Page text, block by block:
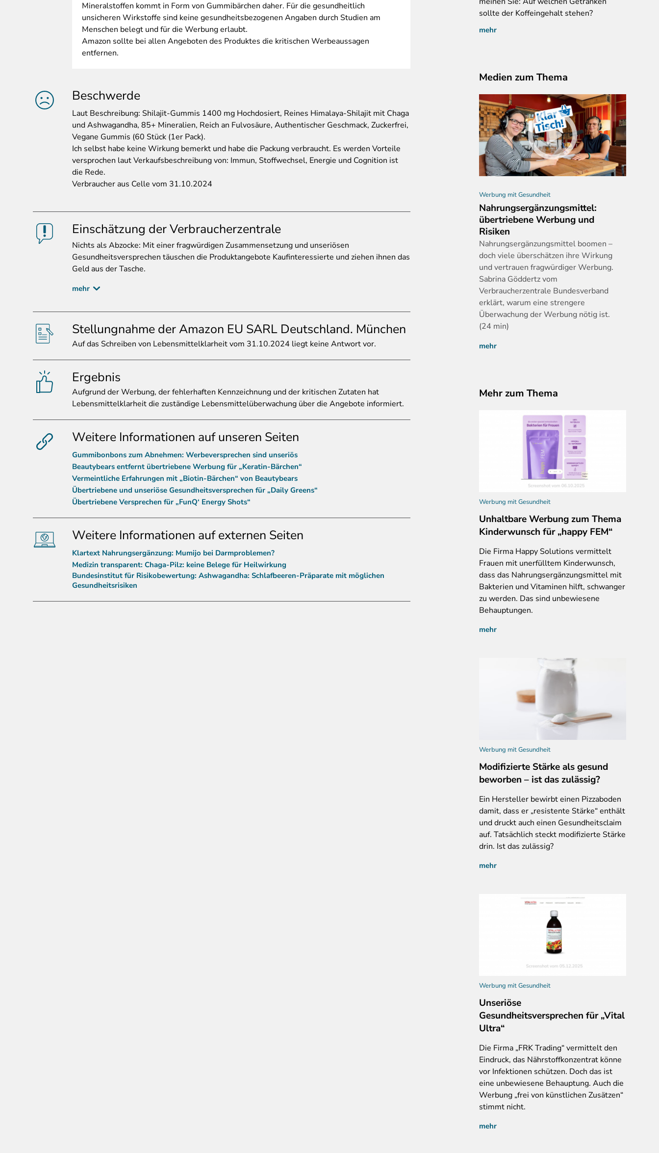
Mineralstoffen kommt in Form von Gummibärchen daher. Für die gesundheitlich
unsicheren Wirkstoffe sind keine gesundheitsbezogenen Angaben durch Studien am
Menschen belegt und für die Werbung erlaubt.
Amazon sollte bei allen Angeboten des Produktes die kritischen Werbeaussagen
entfernen.
Beschwerde
Laut Beschreibung: Shilajit-Gummis 1400 mg Hochdosiert, Reines Himalaya-Shilajit mit Chaga
und Ashwagandha, 85+ Mineralien, Reich an Fulvosäure, Authentischer Geschmack, Zuckerfrei,
Vegane Gummis (60 Stück (1er Pack).
Ich selbst habe keine Wirkung bemerkt und habe die Packung verbraucht. Es werden Vorteile
versprochen laut Verkaufsbeschreibung von: Immun, Stoffwechsel, Energie und Cognition ist
die Rede.
Verbraucher aus Celle vom 31.10.2024
Einschätzung der Verbraucherzentrale
Nichts als Abzocke: Mit einer fragwürdigen Zusammensetzung und unseriösen
Gesundheitsversprechen täuschen die Produktangebote Kaufinteressierte und ziehen ihnen das
Geld aus der Tasche.
mehr
Stellungnahme der Amazon EU SARL Deutschland. München
Aufdas Schreiben von Lebensmittelklarheit vom 31.10.2024 liegt keine Antwort vor.
Ergebnis
Aufgrundder Werbung, der fehlerhaften Kennzeichnung und der kritischen Zutaten hat
Lebensmittelklarheit die zuständige Lebensmittelüberwachung über die Angebote informiert.
Weitere Informationen auf unseren Seiten
Gummibonbons zum Abnehmen: Werbeversprechen sind unseriös
Beautybears entfernt übertriebene Werbung für „Keratin-Bärchen“
Vermeintliche Erfahrungen mit „Biotin-Bärchen“ von Beautybears
Übertriebene und unseriöse Gesundheitsversprechen für „Daily Greens“
Übertriebene Versprechen für „FunQ‘ Energy Shots“
Weitere Informationen auf externen Seiten
Klartext Nahrungsergänzung: Mumijo bei Darmproblemen?
Medizin transparent: Chaga-Pilz: keine Belege für Heilwirkung
Bundesinstitut für Risikobewertung: Ashwagandha: Schlafbeeren-Präparate mit möglichen
Gesundheitsrisiken
sollte der Koffeingehalt stehen?
mehr
Medien zum Thema
Werbung mit Gesundheit
Nahrungsergänzungsmittel:
übertriebene Werbung und
Risiken
Nahrungsergänzungsmittel boomen –
doch viele überschätzen ihre Wirkung
und vertrauen fragwürdiger Werbung.
Sabrina Göddertz vom
Verbraucherzentrale Bundesverband
erklärt, warum eine strengere
Überwachung der Werbung nötig ist.
(24 min)
mehr
Mehr zum Thema
Werbung mit Gesundheit
Unhaltbare Werbung zum Thema
Kinderwunsch für „happy FEM“
Die Firma Happy Solutions vermittelt
Frauen mit unerfülltem Kinderwunsch,
dass das Nahrungsergänzungsmittel mit
Bakterien und Vitaminen hilft, schwanger
zu werden. Das sind unbewiesene
Behauptungen.
mehr
Werbung mit Gesundheit
Modifizierte Stärke als gesund
beworben – ist das zulässig?
Ein Hersteller bewirbt einen Pizzaboden
damit, dass er „resistente Stärke“ enthält
und druckt auch einen Gesundheitsclaim
auf. Tatsächlich steckt modifizierte Stärke
drin. Ist das zulässig?
mehr
Werbung mit Gesundheit
Unseriöse
Gesundheitsversprechen für „Vital
Ultra“
Die Firma „FRK Trading“ vermittelt den
Eindruck, das Nährstoffkonzentrat könne
vor Infektionen schützen. Doch das ist
eine unbewiesene Behauptung. Auch die
Werbung „frei von künstlichen Zusätzen“
stimmt nicht.
mehr